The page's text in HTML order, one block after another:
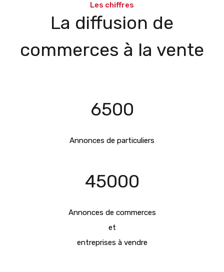
Les chiffres
La diffusion de
commerces à la vente
6500
Annonces de particuliers
45000
Annonces de commerces
et
entreprises à vendre